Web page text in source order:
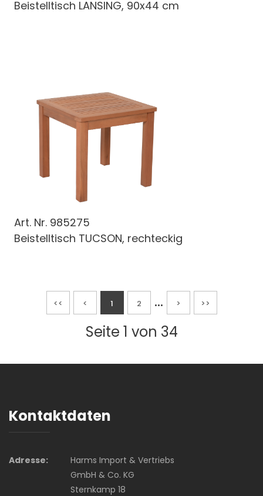
Beistelltisch LANSING, 90x44 cm
Art. Nr. 985275
Beistelltisch TUCSON, rechteckig
<< < 1 2 ... > >>
Seite 1 von 34
Kontaktdaten
Adresse:
Harms Import & Vertriebs
GmbH & Co. KG
Sternkamp 18